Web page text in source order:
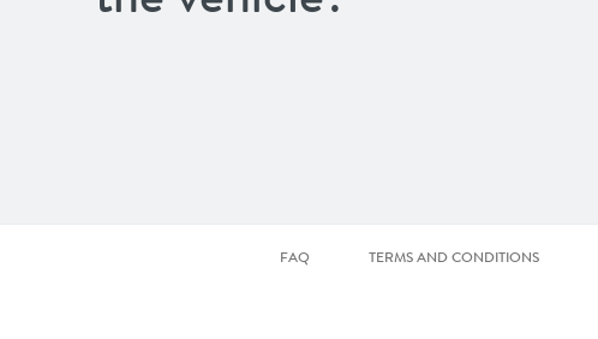
FAQ TERMS AND CONDITIONS